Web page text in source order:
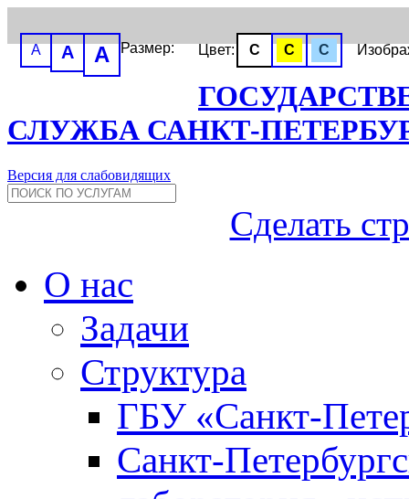
Размер:
A A A Цвет: C C C
СЛУЖБА САНКТ-
Версия для слабовидящих
Сделать
О нас
Задачи
Структура
ГБУ «Санкт-
Санкт-